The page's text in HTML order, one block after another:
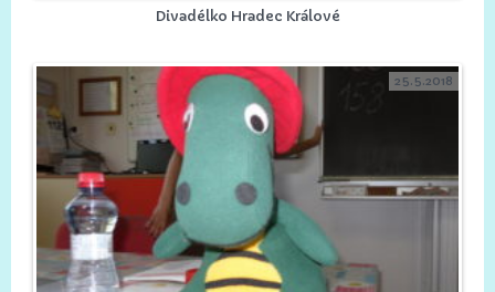
Divadélko Hradec Králové
25.5.2018